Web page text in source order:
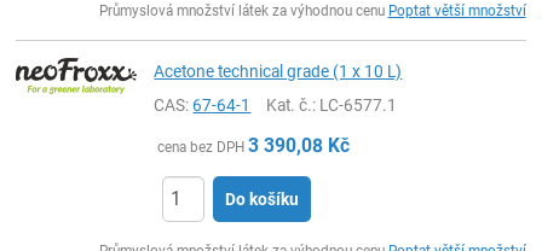
Průmyslová množství látek za výhodnou cenu Poptat větší množství
Acetone technical grade (1 x 10 L)
CAS:67-64-1 Kat. č.: LC-6577.1
cena bez DPH 3 390,08 Kč
Do košíku